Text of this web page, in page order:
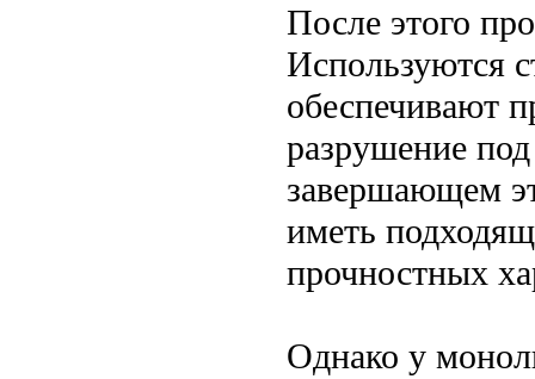
После этого
Используются
обеспечивают
разрушение
завершающем
иметь
прочностных
Однако у